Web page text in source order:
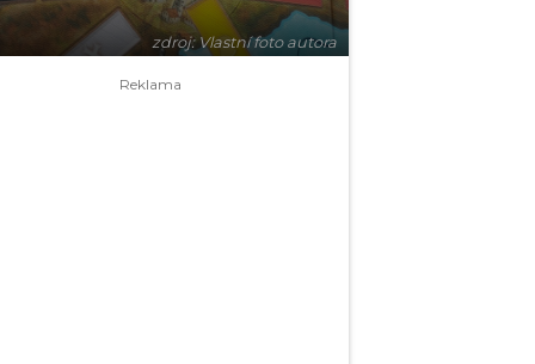
zdroj: Vlastní foto autora